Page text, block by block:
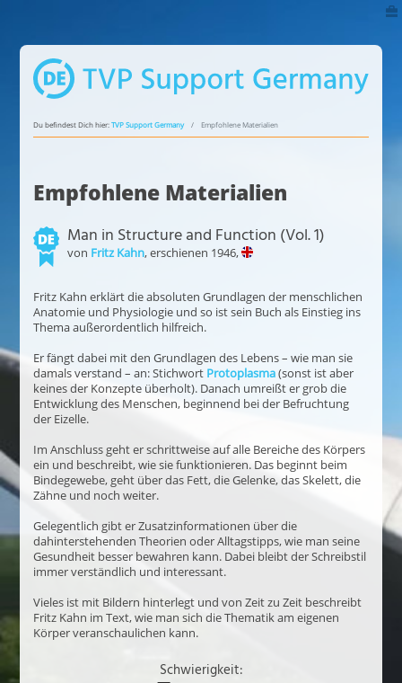
Du befindest Dich hier:TVP Support Germany Empfohlene Materialien
Empfohlene Materialien
Man in Structure and Function (Vol. 1)
von Fritz Kahn, erschienen 1946,
Fritz Kahn erklärt die absoluten Grundlagen der menschlichen
Anatomie und Physiologie und so ist sein Buch als Einstieg ins
Thema außerordentlich hilfreich.
Er fängt dabei mit den Grundlagen des Lebens – wie man sie
damals verstand – an: Stichwort Protoplasma(sonst ist aber
keines der Konzepte überholt). Danach umreißt er grob die
Entwicklung des Menschen, beginnend bei der Befruchtung
der Eizelle.
Im Anschluss geht er schrittweise auf alle Bereiche des Körpers
ein und beschreibt, wie sie funktionieren. Das beginnt beim
Bindegewebe, geht über das Fett, die Gelenke, das Skelett, die
Zähne und noch weiter.
Gelegentlich gibt er Zusatzinformationen über die
dahinterstehenden Theorien oder Alltagstipps, wie man seine
Gesundheit besser bewahren kann. Dabei bleibt der Schreibstil
immer verständlich und interessant.
Vieles ist mit Bildern hinterlegt und von Zeit zu Zeit beschreibt
Fritz Kahn im Text, wie man sich die Thematik am eigenen
Körper veranschaulichen kann.
Schwierigkeit: